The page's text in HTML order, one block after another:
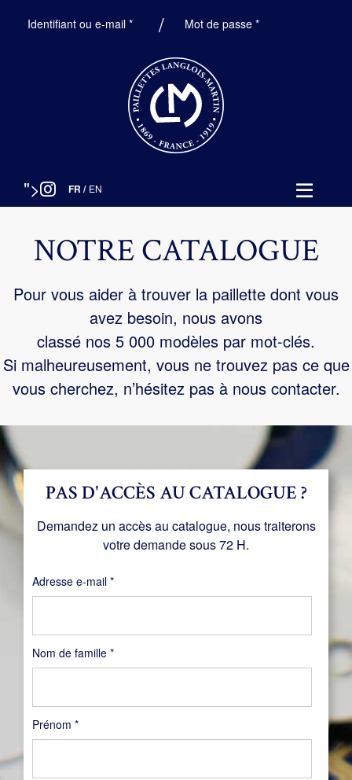
Identifiant ou e-mail *ObligatoireMot de passe*Obligatoire
"> FR / EN
NOTRE CATALOGUE
Pour vous aider à trouver la paillette dont vous
avez besoin, nous avons
classé nos 5 000 modèles par mot-clés.
Si malheureusement, vous ne trouvez pas ce que
vous cherchez, n’hésitez pas à nous contacter.
Nom de famille *
Prénom *
PAS D'ACCÈS AU CATALOGUE ?
Demandez un accès au catalogue, nous traiterons
votre demande sous 72 H.
Adresse e-mail *Obligatoire